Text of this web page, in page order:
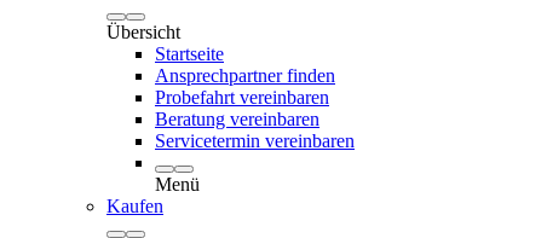
Übersicht
Startseite
Ansprechpartner finden
Probefahrt vereinbaren
Beratung vereinbaren
Servicetermin vereinbaren
Menü
Kaufen